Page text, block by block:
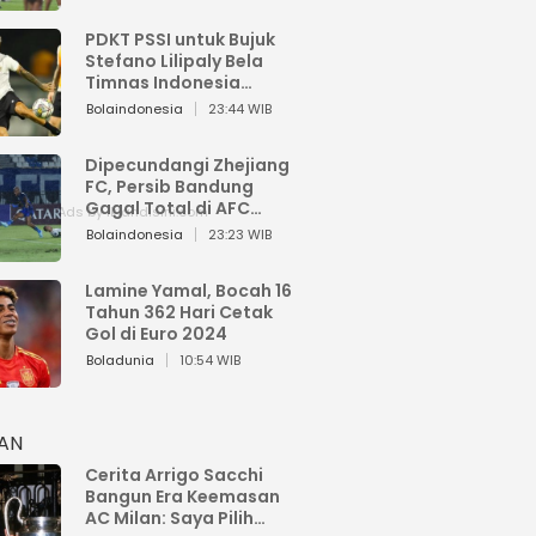
PDKT PSSI untuk Bujuk
Stefano Lilipaly Bela
Timnas Indonesia
Berakhir Berantakan
Bolaindonesia 23:44 WIB
Dipecundangi Zhejiang
FC, Persib Bandung
Gagal Total di AFC
Champions League Two
Bolaindonesia 23:23 WIB
Lamine Yamal, Bocah 16
Tahun 362 Hari Cetak
Gol di Euro 2024
Boladunia 10:54 WIB
Cerita Arrigo Sacchi
Bangun Era Keemasan
AC Milan: Saya Pilih